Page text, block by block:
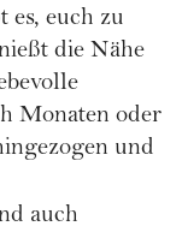
es, euch zu
die Nähe
Monaten oder
und
auch